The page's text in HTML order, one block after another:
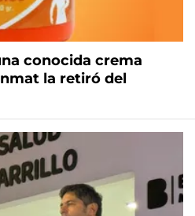
conocida crema
la retiró del